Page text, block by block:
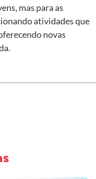
mas para as
atividades que
novas